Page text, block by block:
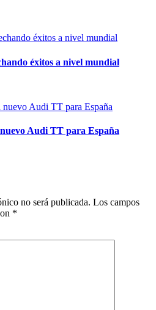
éxitos a nivel mundial
Audi TT para España
no será publicada. Los campos
*